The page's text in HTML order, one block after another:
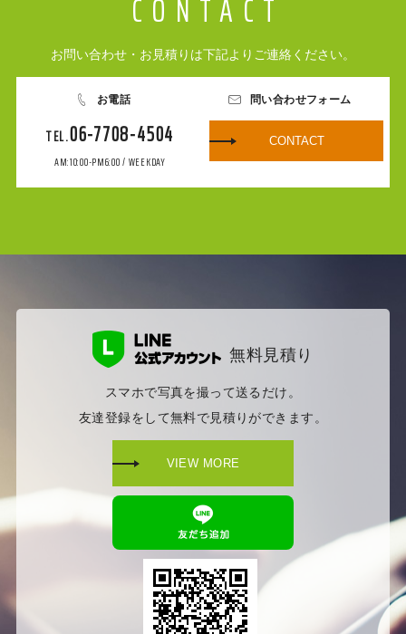
お問い合わせ・お見積りは下記よりご連絡ください。
お電話
06-7708-4504
AM:10:00-PM6:00 / WEEKDAY
問い合わせフォーム
CONTACT
無料見積り
スマホで写真を撮って送るだけ。
友達登録をして無料で見積りができます。
VIEW MORE